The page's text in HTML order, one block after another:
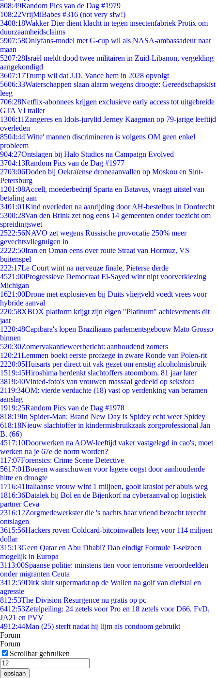
808:49Random Pics van de Dag #1979
108:22VrijMiBabes #316 (not very sfw!)
3408:18Wakker Dier dient klacht in tegen insectenfabriek Protix om
duurzaamheidsclaims
5907:58Onlyfans-model met G-cup wil als NASA-ambassadeur naar
maan
5207:28Israël meldt dood twee militairen in Zuid-Libanon, vergelding
aangekondigd
3607:17Trump wil dat J.D. Vance hem in 2028 opvolgt
5606:33Waterschappen slaan alarm wegens droogte: Gereedschapskist
leeg
706:28Netflix-abonnees krijgen exclusieve early access tot uitgebreide
GTA VI trailer
1306:11 Zangeres en Idols-jurylid Jerney Kaagman op 79-jarige leeftijd
overleden
8504:44'Witte' mannen discrimineren is volgens OM geen enkel
probleem
904:27Ontslagen bij Halo Studios na Campaign Evolved
3704:13Random Pics van de Dag #1977
2703:06Doden bij Oekraïense droneaanvallen op Moskou en Sint-
Petersburg
1201:08Accell, moederbedrijf Sparta en Batavus, vraagt uitstel van
betaling aan
3401:01Kind overleden na aanrijding door AH-bestelbus in Dordrecht
5300:28Van den Brink zet nog eens 14 gemeenten onder toezicht om
spreidingswet
2522:56NAVO zet wegens Russische provocatie 250% meer
gevechtsvliegtuigen in
2222:50Iran en Oman eens over route Straat van Hormuz, VS
buitenspel
222:17Le Court wint na nerveuze finale, Pieterse derde
4521:00Progressieve Democraat El-Sayed wint nipt voorverkiezing
Michigan
1621:00Drone met explosieven bij Duits vliegveld voedt vrees voor
hybride aanval
220:58XBOX platform krijgt zijn eigen "Platinum" achievements dit
jaar
1220:48Capibara's lopen Braziliaans parlementsgebouw Mato Grosso
binnen
520:30Zomervakantieweerbericht: aanhoudend zomers
1 20:21Lemmen boekt eerste profzege in zware Ronde van Polen-rit
2220:05Huisarts per direct uit vak gezet om ernstig alcoholmisbruik
1519:45Hiroshima herdenkt slachtoffers atoombom, 81 jaar later
3819:40Vinted-foto's van vrouwen massaal gedeeld op seksfora
2119:34OM: vierde verdachte (18) vast op verdenking van beramen
aanslag
1919:25Random Pics van de Dag #1978
818:19In Spider-Man: Brand New Day is Spidey echt weer Spidey
618:18Nieuw slachtoffer in kindermisbruikzaak zorgprofessional Jan
B. (66)
4517:10Doorwerken na AOW-leeftijd vaker vastgelegd in cao's, moet
werken na je 67e de norm worden?
117:07Forensics: Crime Scene Detective
5617:01Boeren waarschuwen voor lagere oogst door aanhoudende
hitte en droogte
1716:41Italiaanse vrouw wint 1 miljoen, gooit kraslot per abuis weg
1816:36Datalek bij Bol en de Bijenkorf na cyberaanval op logistiek
partner Ceva
2316:12Zorgmedewerkster die 's nachts haar vriend bezocht terecht
ontslagen
3615:56Hackers roven Coldcard-bitcoinwallets leeg voor 114 miljoen
dollar
315:13Geen Qatar en Abu Dhabi? Dan eindigt Formule 1-seizoen
mogelijk in Europa
3113:00Spaanse politie: minstens tien voor terrorisme veroordeelden
onder migranten Ceuta
3412:59Dirk sluit supermarkt op de Wallen na golf van diefstal en
agressie
812:53The Division Resurgence nu gratis op pc
6412:53Zetelpeiling: 24 zetels voor Pro en 18 zetels voor D66, FvD,
JA21 en PVV
4912:44Man (25) sterft nadat hij lijm als condoom gebruikt
Forum
Forum
Scrollbar gebruiken
opslaan